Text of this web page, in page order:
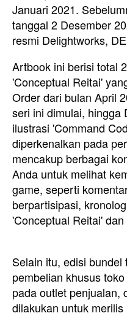
Januari 2021.
tanggal 2 Desember
resmi Delightworks,
Artbook ini berisi total
'Conceptual Reitai'
Order dari bulan April
seri ini dimulai, hingga
ilustrasi 'Command
diperkenalkan pada
mencakup berbagai
Anda untuk melihat
game, seperti
berpartisipasi,
'Conceptual Reitai'
Selain itu, edisi
pembelian khusus
pada outlet penjualan,
dilakukan untuk